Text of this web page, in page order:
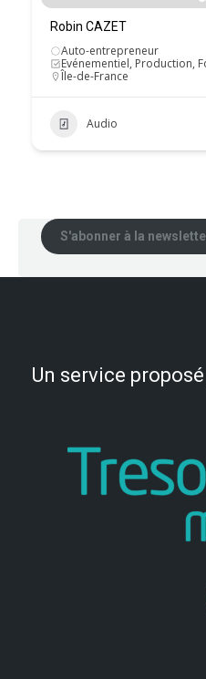
Robin CAZET
Auto-entrepreneur
Evénementiel, Production,
Île-de-France
Audio
S'abonner à la
Un service